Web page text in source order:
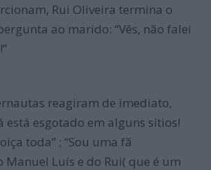
Rui Oliveira termina o
ao marido: “Vês, não falei
reagiram de imediato,
está esgotado em alguns sítios!
toda” ; “Sou uma fã
Manuel Luís e do Rui( que é um